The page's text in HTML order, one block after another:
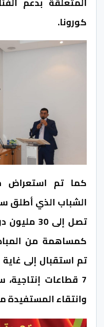
كورونا.
كما تم استعراض
كمساهمة من
7 قطاعات
وانتقاء المستفيدة